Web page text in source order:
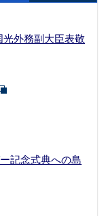
外務副大臣表敬
記念式典への島